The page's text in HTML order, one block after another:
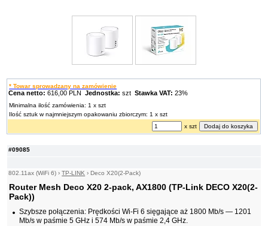
#09085
802.11ax (WiFi 6) ›TP-LINK ›Deco X20(2-Pack)
Router Mesh Deco X20 2-pack, AX1800 (TP-Link DECO X20(2-
Pack))
Szybsze połączenia: Prędkości Wi-Fi 6 sięgające aż 1800 Mb/s — 1201
Mb/s w paśmie 5 GHz i 574 Mb/s w paśmie 2,4 GHz.
* Towar sprowadzany na zamówienie
Cena netto: 616,00 PLNJednostka: sztStawka VAT: 23%
Minimalna ilość zamówienia: 1 x szt
Ilość sztuk w najmniejszym opakowaniu zbiorczym: 1 x szt
x szt